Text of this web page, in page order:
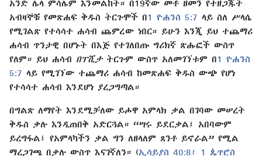
አንድ ሌላ ምሳሌም እንመልከት። በ19ኛው መቶ ዘመን የተዘጋጁት
አብዛኞቹ የመጽሐፍ ቅዱስ ትርጉሞች በ1 ዮሐንስ 5:7 ላይ ስለ ሥላሴ
የሚገልጽ የተሳሳተ ሐሳብ ጨምረው ነበር። ይሁን እንጂ ይህ ተጨማሪ
ሐሳብ ጥንታዊ በሆኑት በእጅ የተገለበጡ ግሪክኛ ጽሑፎች ውስጥ
የለም። ይህ ሐሳብ በፐሺታ ትርጉም ውስጥ አለመገኘቱም በ1 ዮሐንስ
5:7 ላይ የሚገኘው ተጨማሪ ሐሳብ ከመጽሐፍ ቅዱስ ውጭ የሆነ
የተሳሳተ ሐሳብ እንደሆነ ያረጋግጣል።
በግልጽ ለማየት እንደሚቻለው ይሖዋ አምላክ ቃል በገባው መሠረት
ቅዱስ ቃሉ እንዲጠበቅ አድርጓል። “ሣሩ ይደርቃል፤ አበባውም
ይረግፋል፤ የአምላካችን ቃል ግን ለዘላለም ጸንቶ ይኖራል” የሚል
ማረጋገጫ በቃሉ ውስጥ እናገኛለን። (ኢሳይያስ 40:8፤
1 ጴጥሮስ